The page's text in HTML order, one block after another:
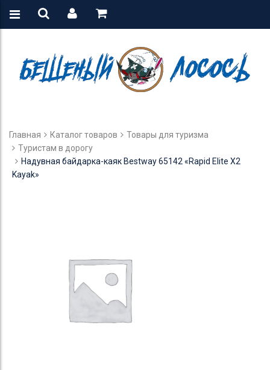
Главная Каталог товаров
Товары для туризма
Туристам в дорогу
Надувная байдарка-каяк Bestway 65142 «Rapid Elite X2
Kayak»